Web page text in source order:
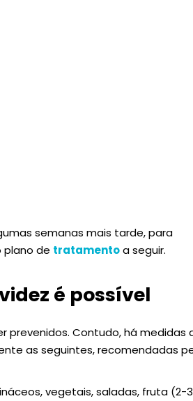
semanas mais tarde, para
plano de tratamentoa seguir.
é possível
prevenidos. Contudo, há medidas
as seguintes, recomendadas
vegetais, saladas, fruta (2-3